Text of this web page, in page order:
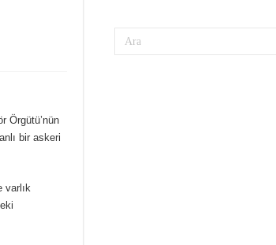
Örgütü’nün
bir askeri
varlık